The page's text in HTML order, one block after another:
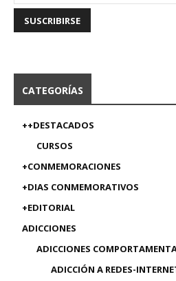
CATEGORÍAS
++DESTACADOS
CURSOS
+CONMEMORACIONES
+DIAS CONMEMORATIVOS
+EDITORIAL
ADICCIONES
ADICCIONES
ADICCIÓN A REDES-